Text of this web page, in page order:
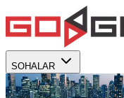
SOHALAR